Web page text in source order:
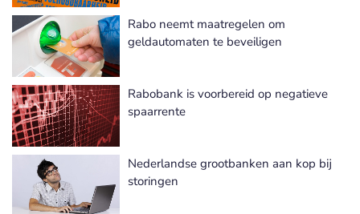
Rabo neemt maatregelen om
geldautomaten te beveiligen
Rabobank is voorbereid op negatieve
spaarrente
Nederlandse grootbanken aan kop bij
storingen